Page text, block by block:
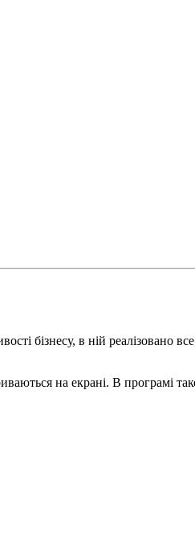
бізнесу, в ній реалізовано
на екрані. В програмі